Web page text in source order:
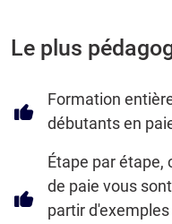
Le plus
Formation
débutants en
Étape par étape,
de paie vous
partir